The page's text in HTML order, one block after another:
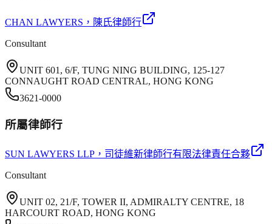
CHAN LAWYERS ，陳氏律師行
Consultant
UNIT 601, 6/F, TUNG NING BUILDING, 125-127
CONNAUGHT ROAD CENTRAL, HONG KONG
3621-0000
所屬律師行
SUN LAWYERS LLP ，司徒維新律師行有限法律責任合夥
Consultant
UNIT 02, 21/F, TOWER II, ADMIRALTY CENTRE, 18
HARCOURT ROAD, HONG KONG